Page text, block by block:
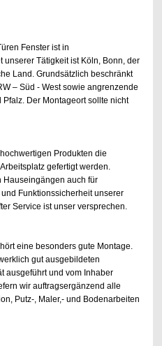
Fenster ist in
Tätigkeit ist Köln, Bonn, der
Land. Grundsätzlich beschränkt
– Süd - West sowie angrenzende
Der Montageort sollte nicht
Produkten die
gefertigt werden.
Hauseingängen auch für
Funktionssicherheit unserer
Service ist unser versprechen.
eine besonders gute Montage.
gut ausgebildeten
ausgeführt und vom Inhaber
wir auftragsergänzend alle
Putz-, Maler,- und Bodenarbeiten